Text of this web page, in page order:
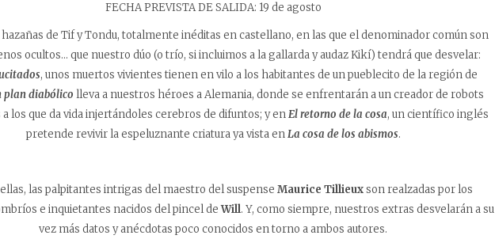
FECHA PREVISTA DE SALIDA: 19 de agosto
de Tif y Tondu, totalmente inéditas en castellano, en las que el denominador común son
ocultos… que nuestro dúo (o trío, si incluimos a la gallarda y audaz Kikí) tendrá que desvelar:
, unos muertos vivientes tienen en vilo a los habitantes de un pueblecito de la región de
plan diabólico lleva a nuestros héroes a Alemania, donde se enfrentarán a un creador de robots
los que da vida injertándoles cerebros de difuntos; y enEl retorno de la cosa, un científico inglés
pretende revivir la espeluznante criatura ya vista enLa cosa de los abismos.
las palpitantes intrigas del maestro del suspense Maurice Tillieuxson realzadas por los
e inquietantes nacidos del pincel deWill. Y, como siempre, nuestros extras desvelarán a su
vez más datos y anécdotas poco conocidos en torno a ambos autores.